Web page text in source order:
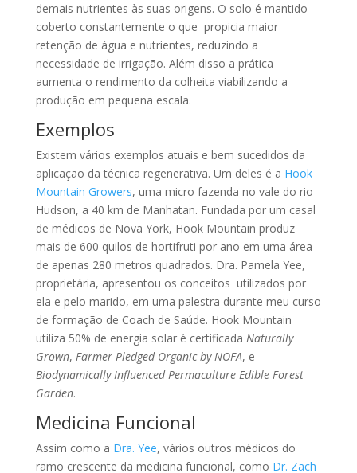
demais nutrientes às suas origens. O solo é mantido
coberto constantemente o que propicia maior
retenção de água e nutrientes, reduzindo a
necessidade de irrigação. Além disso a prática
aumenta o rendimento da colheita viabilizando a
produção em pequena escala.
Exemplos
Existem vários exemplos atuais e bem sucedidos da
aplicação da técnica regenerativa. Um deles é a Hook
Mountain Growers, uma micro fazenda no vale do rio
Hudson, a 40 km de Manhatan. Fundada por um casal
de médicos de Nova York, Hook Mountain produz
mais de 600 quilos de hortifruti por ano em uma área
de apenas 280 metros quadrados. Dra. Pamela Yee,
proprietária, apresentou os conceitos utilizados por
ela e pelo marido, em uma palestra durante meu curso
de formação de Coach de Saúde. Hook Mountain
utiliza 50% de energia solar é certificada Naturally
Grown, Farmer-Pledged Organic by NOFA, e
Biodynamically Influenced Permaculture Edible Forest
Garden.
Medicina Funcional
Assim como a Dra. Yee, vários outros médicos do
ramo crescente da medicina funcional, como Dr. Zach